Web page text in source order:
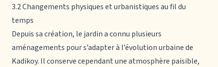
3.2 Changements physiques et urbanistiques au fil du
temps
Depuis sa création, le jardin a connu plusieurs
aménagements pour s’adapter à l’évolution urbaine de
Kadikoy. Il conserve cependant une atmosphère paisible,